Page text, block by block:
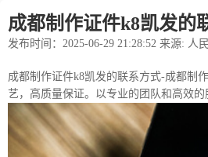
成都制作证件k8凯发的
发布时间：2025-06-29 21:28:52 来源: 人
成都制作证件k8凯发的联系方式-成都制
艺，高质量保证。以专业的团队和高效